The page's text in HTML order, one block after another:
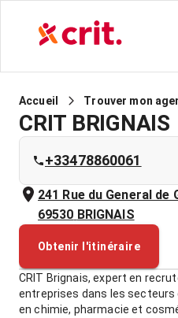
Accueil Trouver mon
CRIT BRIGNAIS
+33478860061
241 Rue du General de
69530 BRIGNAIS
Obtenir l'itinéraire
CRIT Brignais, expert en
entreprises dans les secteurs
en chimie, pharmacie et